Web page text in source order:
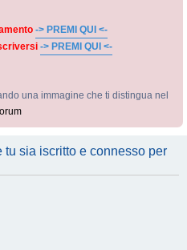
-> PREMI QUI <-
-> PREMI QUI <-
una immagine che ti distingua nel
tu sia iscritto e connesso per